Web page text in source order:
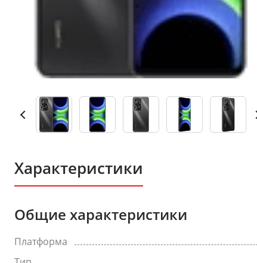
Характеристики
Общие характеристики
Платформа